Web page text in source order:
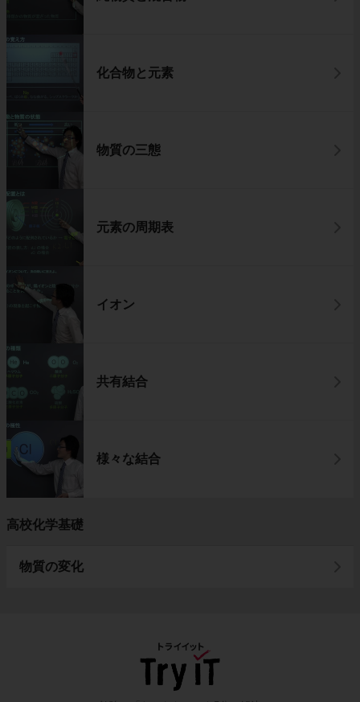
化合物と元素
物質の三態
元素の周期表
イオン
共有結合
様々な結合
高校化学基礎
物質の変化